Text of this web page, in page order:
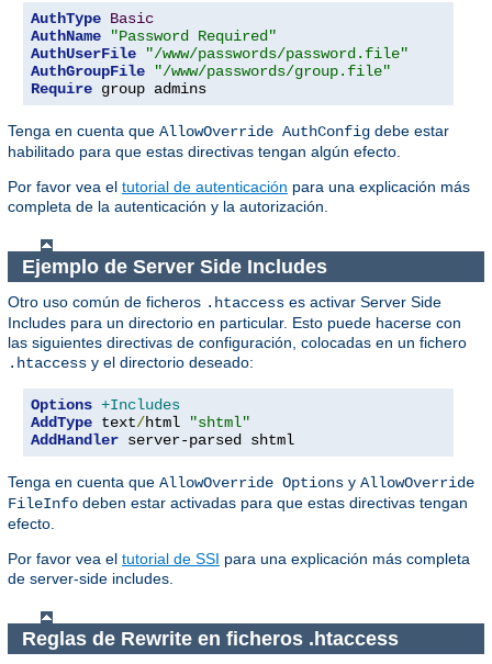
AuthType Basic
AuthName
"Password Required"
AuthUserFile
"/www/passwords/password.file"
AuthGroupFile
"/www/passwords/group.file"
Require group admins
Tenga en cuenta que AllowOverride AuthConfig debe estar
habilitado para que estas directivas tengan algún efecto.
Por favor vea el tutorial de autenticación para una explicación más
completa de la autenticación y la autorización.
Ejemplo de Server Side Includes
Otro uso común de ficheros .htaccess es activar Server Side
Includes para un directorio en particular. Esto puede hacerse con
las siguientes directivas de configuración, colocadas en un fichero
.htaccess y el directorio deseado:
Options +Includes
AddType text/html
"shtml"
AddHandler server-parsed shtml
Tenga en cuenta que AllowOverride Options y AllowOverride
FileInfo deben estar activadas para que estas directivas tengan
efecto.
Por favor vea el tutorial de SSI para una explicación más completa
de server-side includes.
Reglas de Rewrite en ficheros .htaccess